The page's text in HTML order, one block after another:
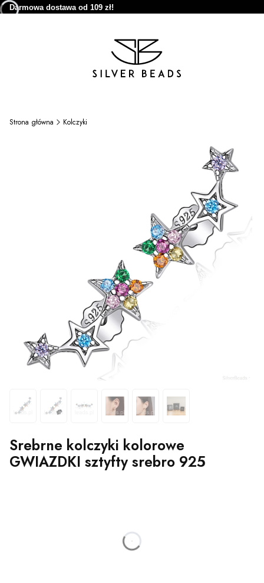
Darmowa dostawa od 109 zł!
Strona główna Kolczyki
Srebrne kolczyki kolorowe
GWIAZDKI sztyfty srebro 925
godzin